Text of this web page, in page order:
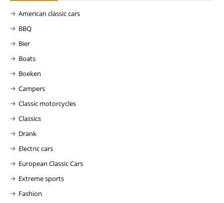
American classic cars
BBQ
Bier
Boats
Boeken
Campers
Classic motorcycles
Classics
Drank
Electric cars
European Classic Cars
Extreme sports
Fashion